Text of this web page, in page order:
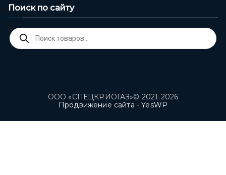
Поиск по сайту
Поиск
товаров
ООО «СПЕЦКРИОГАЗ»© 2021-2026
Продвижение сайта - YesWP